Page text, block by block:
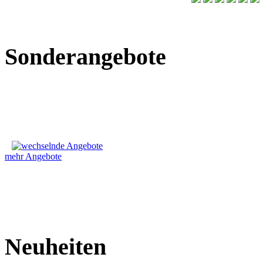
Sonderangebote
mehr Angebote
Neuheiten